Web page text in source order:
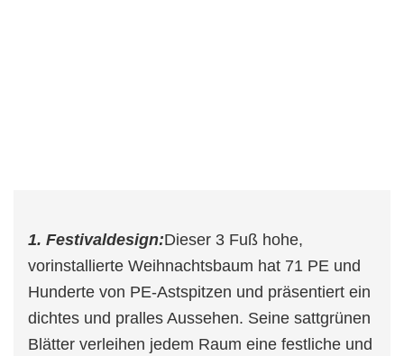
1. Festivaldesign:Dieser 3 Fuß hohe,
vorinstallierte Weihnachtsbaum hat 71 PE und
Hunderte von PE-Astspitzen und präsentiert ein
dichtes und pralles Aussehen. Seine sattgrünen
Blätter verleihen jedem Raum eine festliche und